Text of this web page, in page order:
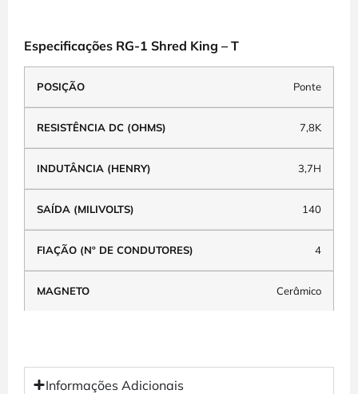
Especificações RG-1 Shred King – T
Ponte
7,8K
3,7H
140
4
Cerâmico
Informações Adicionais